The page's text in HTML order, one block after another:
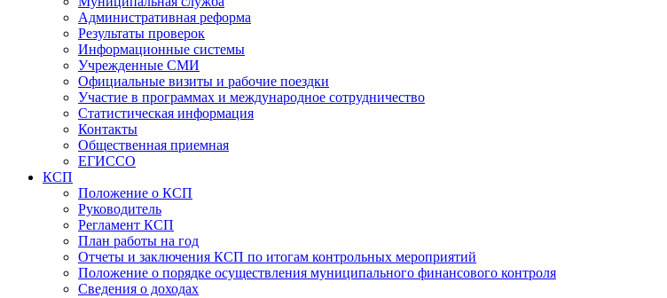
Административная реформа
Результаты проверок
Информационные системы
Учрежденные СМИ
Официальные визиты и рабочие поездки
Участие в программах и международное сотрудничество
Статистическая информация
Контакты
Общественная приемная
ЕГИССО
КСП
Положение о КСП
Руководитель
Регламент КСП
План работы на год
Отчеты и заключения КСП по итогам контрольных мероприятий
Положение о порядке осуществления муниципального финансового контроля
Сведения о доходах